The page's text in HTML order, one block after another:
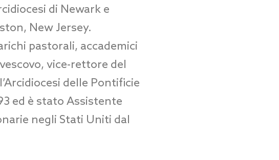
di Newark e
New Jersey.
pastorali, accademici
vice-rettore del
delle Pontificie
ed è stato Assistente
negli Stati Uniti dal